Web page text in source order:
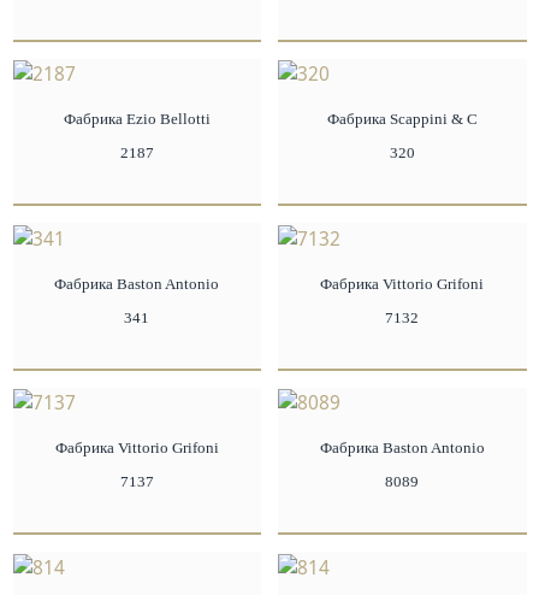
Фабрика Ezio Bellotti
2187
Фабрика Scappini & C
320
Фабрика Baston Antonio
341
Фабрика Vittorio Grifoni
7132
Фабрика Vittorio Grifoni
7137
Фабрика Baston Antonio
8089